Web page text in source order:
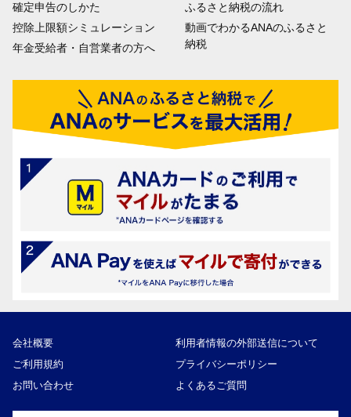
確定申告のしかた
控除上限額シミュレーション
年金受給者・自営業者の方へ
ふるさと納税の流れ
動画でわかるANAのふるさと
納税
会社概要
利用者情報の外部送信について
ご利用規約
プライバシーポリシー
お問い合わせ
よくあるご質問